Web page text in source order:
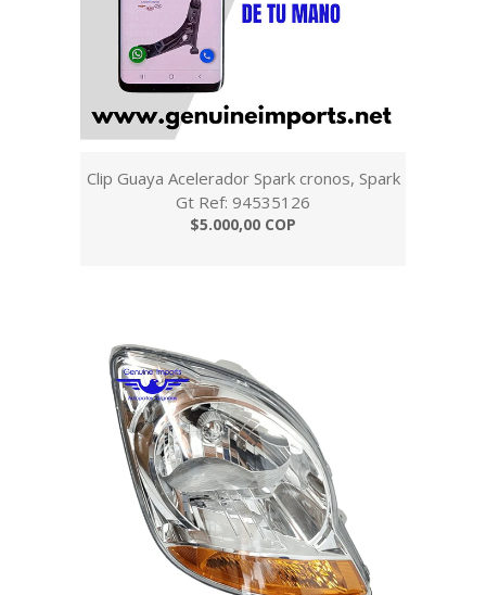
Clip Guaya Acelerador Spark cronos, Spark
Gt Ref: 94535126
$5.000,00 COP